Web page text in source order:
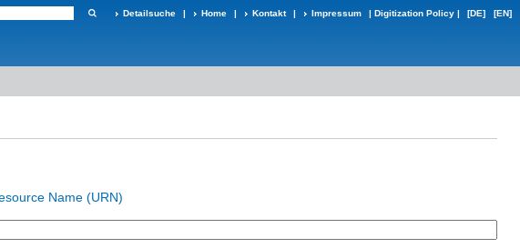
Detailsuche | Home | Kontakt | Impressum | Digitization Policy | [DE] [EN]
Name (URN)